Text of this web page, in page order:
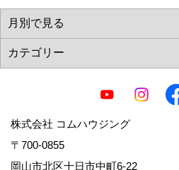
株式会社 コムハウジング
〒700-0855
岡山市北区十日市中町6-22